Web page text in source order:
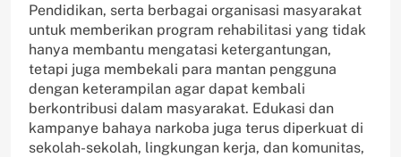
Pendidikan, serta berbagai organisasi masyarakat
untuk memberikan program rehabilitasi yang tidak
hanya membantu mengatasi ketergantungan,
tetapi juga membekali para mantan pengguna
dengan keterampilan agar dapat kembali
berkontribusi dalam masyarakat. Edukasi dan
kampanye bahaya narkoba juga terus diperkuat di
sekolah-sekolah, lingkungan kerja, dan komunitas,